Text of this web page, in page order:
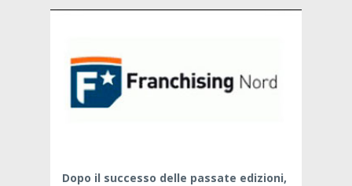
Dopo il successo delle passate edizioni,